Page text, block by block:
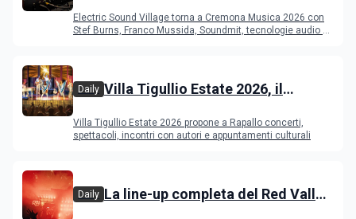
Young Band Contest, il programma
Electric Sound Village torna a Cremona Musica 2026 con
Stef Burns, Franco Mussida, Soundmit, tecnologie audio e
Daily Villa Tigullio Estate 2026, il
Villa Tigullio Estate 2026 propone a Rapallo concerti,
spettacoli, incontri con autori e appuntamenti culturali
Daily La line-up completa del Red Valley